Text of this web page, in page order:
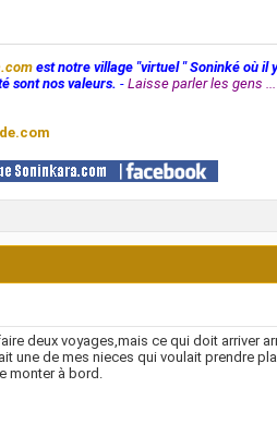
est notre village "virtuel " Soninké où il
sont nos valeurs. - Laisse parler les gens
deux voyages,mais ce qui doit arriver
une de mes nieces qui voulait prendre
monter à bord.